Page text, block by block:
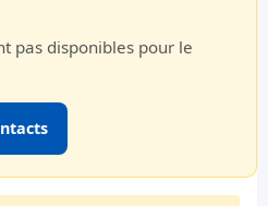
pas disponibles pour le